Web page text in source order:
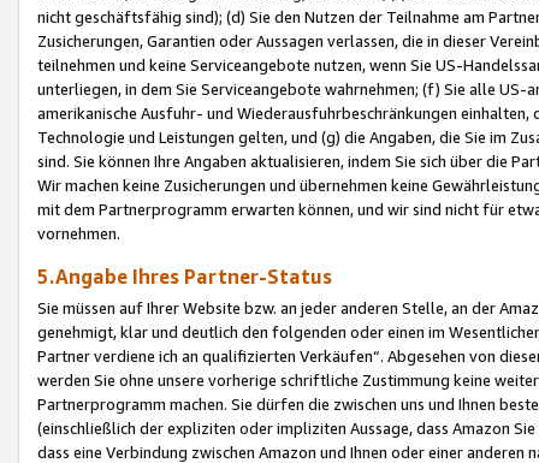
nicht geschäftsfähig sind); (d) Sie den Nutzen der Teilnahme am
Zusicherungen, Garantien oder Aussagen verlassen, die in dieser
teilnehmen und keine Serviceangebote nutzen, wenn Sie US-
unterliegen, in dem Sie Serviceangebote wahrnehmen; (f) Sie alle
amerikanische Ausfuhr- und Wiederausfuhrbeschränkungen
Technologie und Leistungen gelten, und (g) die Angaben, die Sie im
sind. Sie können Ihre Angaben aktualisieren, indem Sie sich über die
Wir machen keine Zusicherungen und übernehmen keine
mit dem Partnerprogramm erwarten können, und wir sind nicht für
vornehmen.
5.Angabe Ihres Partner-Status
Sie müssen auf Ihrer Website bzw. an jeder anderen Stelle, an der
genehmigt, klar und deutlich den folgenden oder einen im
Partner verdiene ich an qualifizierten Verkäufen“. Abgesehen von
werden Sie ohne unsere vorherige schriftliche Zustimmung keine
Partnerprogramm machen. Sie dürfen die zwischen uns und Ihnen
(einschließlich der expliziten oder impliziten Aussage, dass Amazon
dass eine Verbindung zwischen Amazon und Ihnen oder einer